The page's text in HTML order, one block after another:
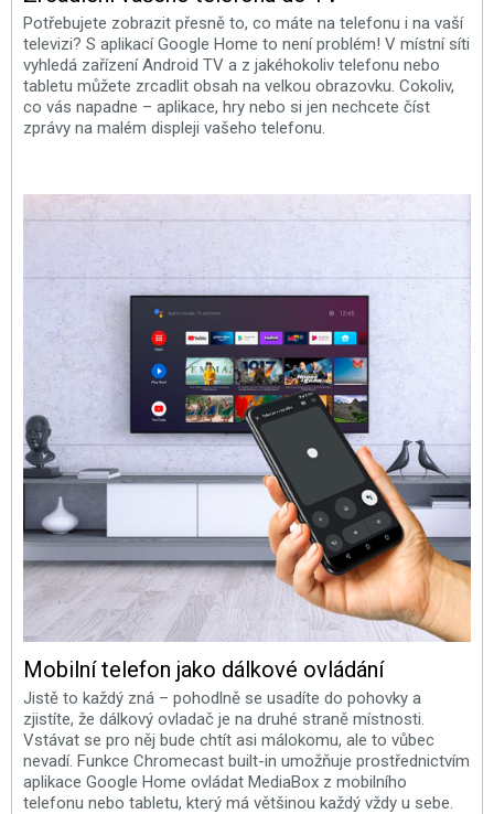
Potřebujete zobrazit přesně to, co máte na telefonu i na vaší
televizi? S aplikací Google Home to není problém! V místní síti
vyhledá zařízení Android TV a z jakéhokoliv telefonu nebo
tabletu můžete zrcadlit obsah na velkou obrazovku. Cokoliv,
co vás napadne – aplikace, hry nebo si jen nechcete číst
zprávy na malém displeji vašeho telefonu.
Mobilní telefon jako dálkové ovládání
Jistě to každý zná – pohodlně se usadíte do pohovky a
zjistíte, že dálkový ovladač je na druhé straně místnosti.
Vstávat se pro něj bude chtít asi málokomu, ale to vůbec
nevadí. Funkce Chromecast built-in umožňuje prostřednictvím
aplikace Google Home ovládat MediaBox z mobilního
telefonu nebo tabletu, který má většinou každý vždy u sebe.